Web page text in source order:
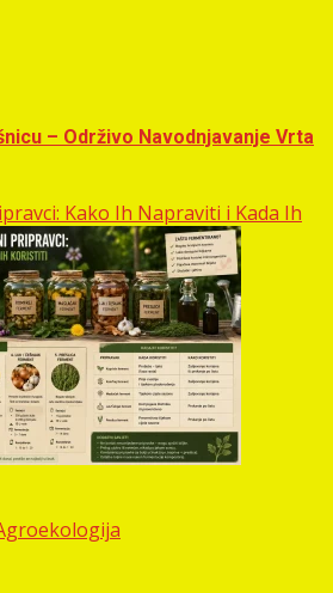
– Održivo Navodnjavanje Vrta
Kako Ih Napraviti i Kada Ih